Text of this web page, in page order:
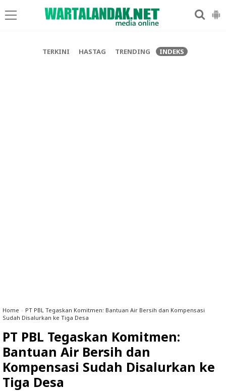
TERKINI HASTAG TRENDING INDEKS
Home » PT PBL Tegaskan Komitmen: Bantuan Air Bersih dan Kompensasi
Sudah Disalurkan ke Tiga Desa
PT PBL Tegaskan Komitmen:
Bantuan Air Bersih dan
Kompensasi Sudah Disalurkan ke
Tiga Desa